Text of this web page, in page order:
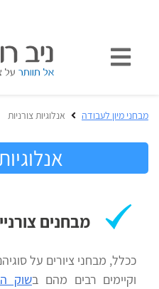
כניסת
תלמידים
למבחני
לעבודה
כללי
המוצרים
מבית
רווח
בחינות
קבלה
לאקדמיה
מבחני מיון לעבודה אנלוגיות צורניות
מבחנים
ככלל, מבחני ציורים על
וקיימים רבים מהם בשוק